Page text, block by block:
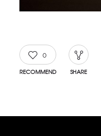
0
RECOMMEND SHARE